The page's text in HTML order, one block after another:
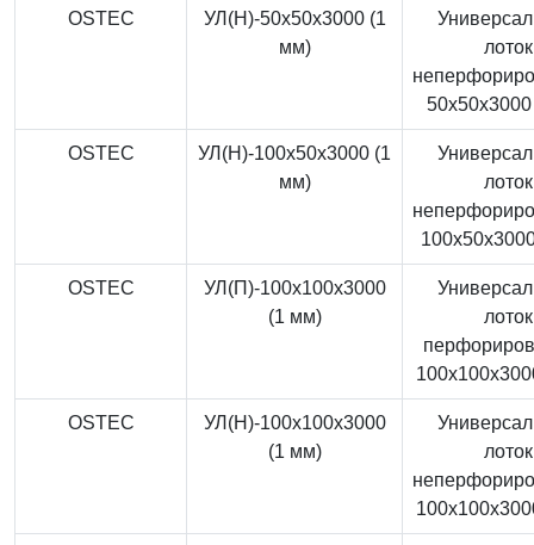
OSTEC
УЛ(Н)-50x50x3000 (1
мм)
лоток
OSTEC
УЛ(Н)-100x50x3000 (1
мм)
лоток
OSTEC
УЛ(П)-100x100x3000
(1 мм)
лоток
OSTEC
УЛ(Н)-100x100x3000
(1 мм)
лоток